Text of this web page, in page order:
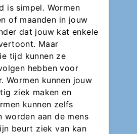
is simpel. Wormen
of maanden in jouw
dat jouw kat enkele
Maar
tijd kunnen ze
hebben voor
Wormen kunnen jouw
ziek maken en
kunnen zelfs
worden aan de mens
beurt ziek van kan